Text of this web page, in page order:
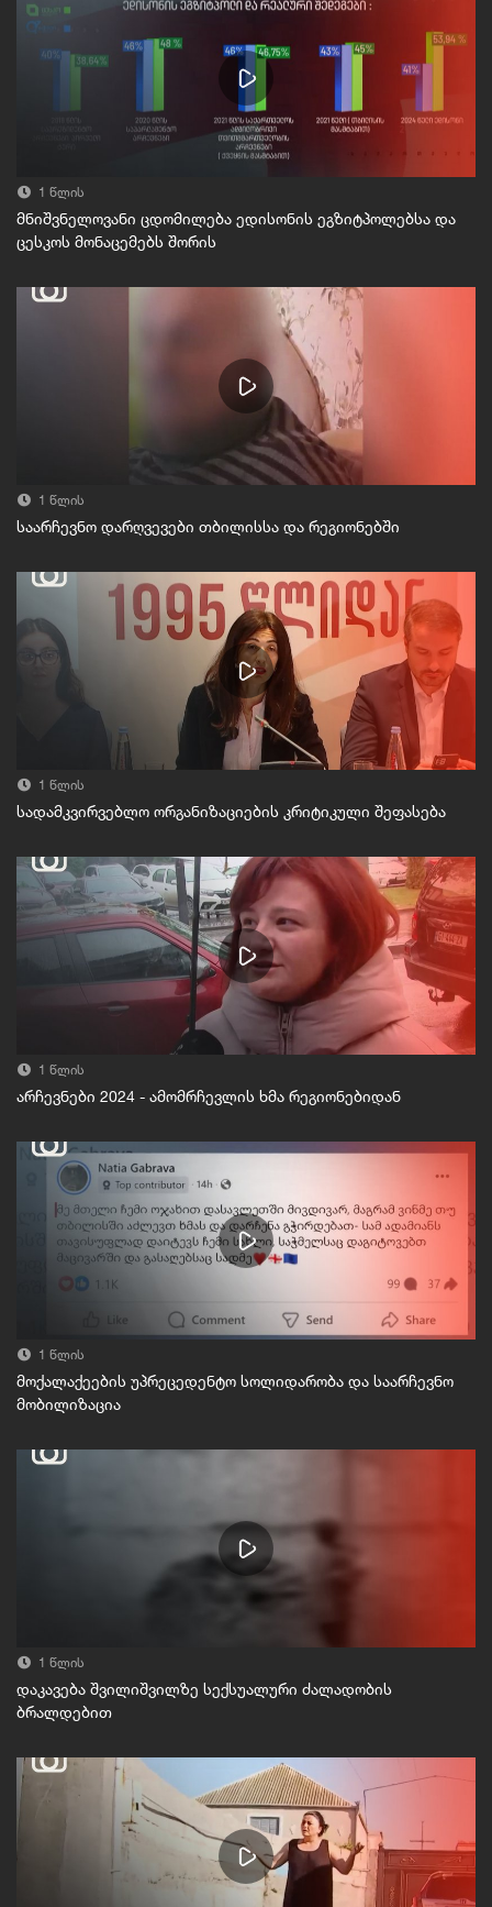
1 წლის
მნიშვნელოვანი ცდომილება ედისონის ეგზიტპოლებსა და
ცესკოს მონაცემებს შორის
1 წლის
საარჩევნო დარღვევები თბილისსა და რეგიონებში
1 წლის
სადამკვირვებლო ორგანიზაციების კრიტიკული შეფასება
1 წლის
არჩევნები 2024 - ამომრჩევლის ხმა რეგიონებიდან
1 წლის
მოქალაქეების უპრეცედენტო სოლიდარობა და საარჩევნო
მობილიზაცია
1 წლის
დაკავება შვილიშვილზე სექსუალური ძალადობის
ბრალდებით